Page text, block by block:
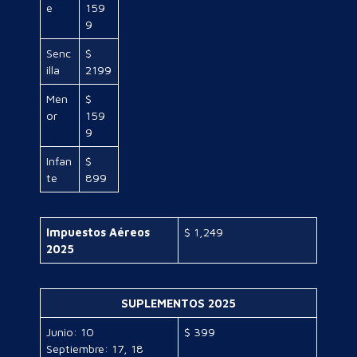
e
159
9
Senc
illa
$
2199
Men
or
$
159
9
Infan
te
$
899
Impuestos Aéreos
2025
$ 1,249
SUPLEMENTOS 2025
Junio: 10
Septiembre: 17, 18
$ 399